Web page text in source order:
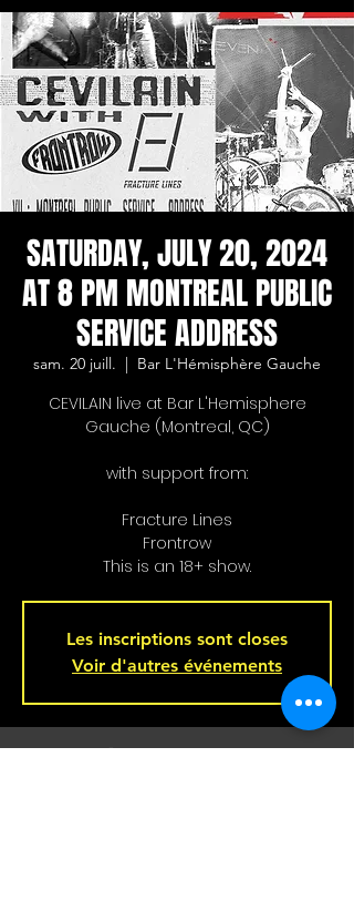
SATURDAY, JULY 20, 2024
AT 8 PM MONTREAL PUBLIC
SERVICE ADDRESS
sam. 20 juill. Bar L'Hémisphère Gauche
CEVILAIN live at Bar L'Hemisphere
Gauche (Montreal, QC)
with support from:
Fracture Lines
Frontrow
This is an 18+ show.
Les inscriptions sont closes
Voir d'autres événements
Heure et lieu